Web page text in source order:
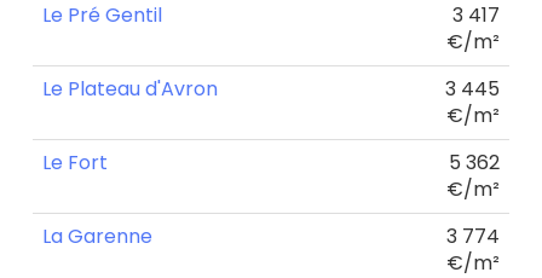
Le Pré Gentil
3 417
€/m²
Le Plateau d'Avron
3 445
€/m²
Le Fort
5 362
€/m²
La Garenne
3 774
€/m²